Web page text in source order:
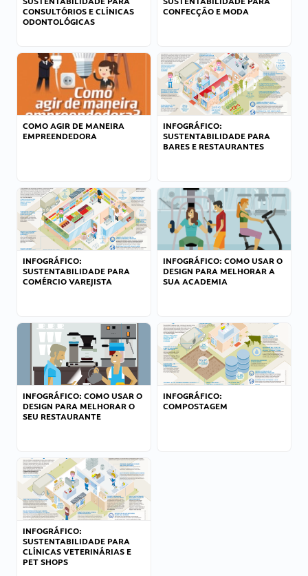
CONSULTÓRIOS E CLÍNICAS
ODONTOLÓGICAS
CONFECÇÃO E MODA
COMO AGIR DE MANEIRA
EMPREENDEDORA
INFOGRÁFICO:
SUSTENTABILIDADE PARA
BARES E RESTAURANTES
INFOGRÁFICO:
SUSTENTABILIDADE PARA
COMÉRCIO VAREJISTA
INFOGRÁFICO: COMO USAR O
DESIGN PARA MELHORAR A
SUA ACADEMIA
INFOGRÁFICO: COMO USAR O
DESIGN PARA MELHORAR O
SEU RESTAURANTE
INFOGRÁFICO:
COMPOSTAGEM
INFOGRÁFICO:
SUSTENTABILIDADE PARA
CLÍNICAS VETERINÁRIAS E
PET SHOPS